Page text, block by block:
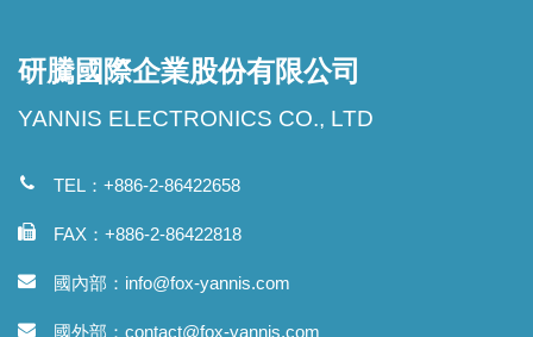
研騰國際企業股份有限公司
YANNIS ELECTRONICS CO., LTD
TEL：+886-2-86422658
FAX：+886-2-86422818
國內部： info@fox-yannis.com
國外部： contact@fox-yannis.com